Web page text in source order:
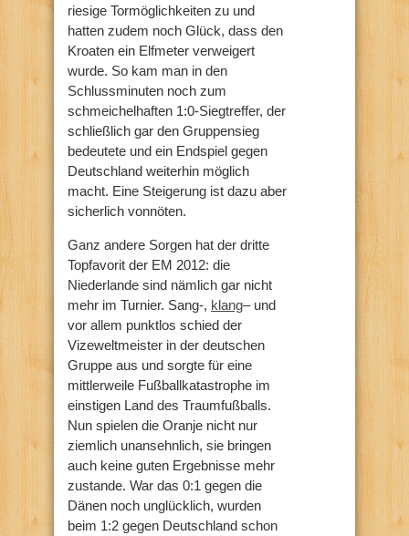
riesige Tormöglichkeiten zu und
hatten zudem noch Glück, dass den
Kroaten ein Elfmeter verweigert
wurde. So kam man in den
Schlussminuten noch zum
schmeichelhaften 1:0-Siegtreffer, der
schließlich gar den Gruppensieg
bedeutete und ein Endspiel gegen
Deutschland weiterhin möglich
macht. Eine Steigerung ist dazu aber
sicherlich vonnöten.
Ganz andere Sorgen hat der dritte
Topfavorit der EM 2012: die
Niederlande sind nämlich gar nicht
mehr im Turnier. Sang-, klang– und
vor allem punktlos schied der
Vizeweltmeister in der deutschen
Gruppe aus und sorgte für eine
mittlerweile Fußballkatastrophe im
einstigen Land des Traumfußballs.
Nun spielen die Oranje nicht nur
ziemlich unansehnlich, sie bringen
auch keine guten Ergebnisse mehr
zustande. War das 0:1 gegen die
Dänen noch unglücklich, wurden
beim 1:2 gegen Deutschland schon